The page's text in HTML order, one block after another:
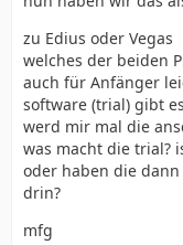
zu Edius oder Vegas
welches der beiden
auch für Anfänger
software (trial) gibt
werd mir mal die
was macht die trial?
oder haben die dann
drin?
mfg